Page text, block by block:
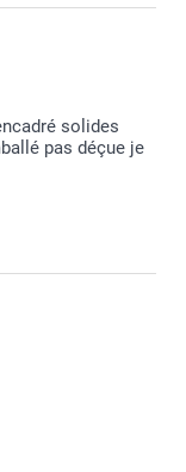
nouvelles
une bonne
solides
pas déçue je
votre
pour de